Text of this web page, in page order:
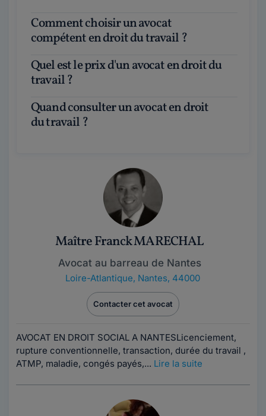
Comment choisir un avocat
compétent en droit du travail ?
Quel est le prix d'un avocat en droit du
travail ?
Quand consulter un avocat en droit
du travail ?
Maître Franck MARECHAL
Avocat au barreau de Nantes
Loire-Atlantique, Nantes, 44000
Contacter cet avocat
AVOCAT EN DROIT SOCIAL A NANTESLicenciement,
rupture conventionnelle, transaction, durée du travail ,
ATMP, maladie, congés payés,... Lire la suite